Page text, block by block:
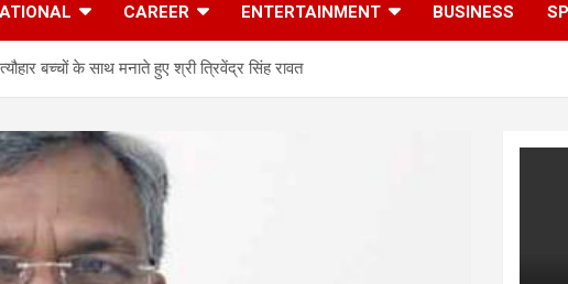
CAREER ENTERTAINMENT BUSINESS
बच्चों के साथ मनाते हुए श्री त्रिवेंद्र सिंह रावत